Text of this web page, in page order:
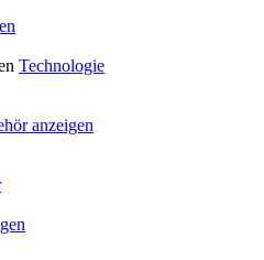
Technologie
anzeigen